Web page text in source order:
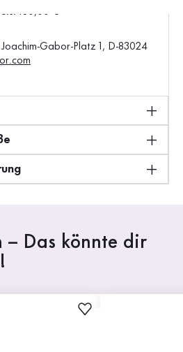
130,00 €
Gabor-Platz 1, D-83024
– Das könnte dir